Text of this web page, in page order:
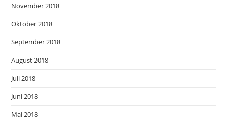
November 2018
Oktober 2018
September 2018
August 2018
Juli 2018
Juni 2018
Mai 2018